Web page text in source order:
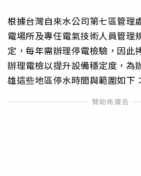
根據台灣自來水公司第七區管理
電場所及專任電氣技術人員管理
定，每年需辦理停電檢驗，因此
辦理電檢以提升設備穩定度，為
雄這些地區停水時間與範圍如下：